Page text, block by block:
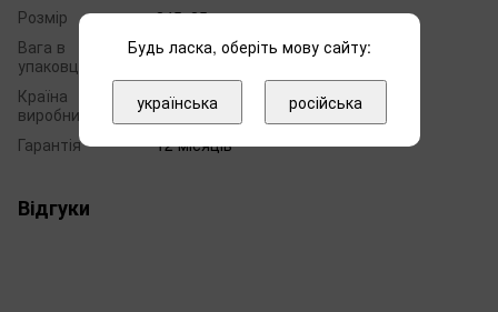
Розмір
245х25 мм
Вага в
упаковці, кг
0.50
Країна
виробник
Туреччина
Гарантія
12 місяців
Відгуки
Будь ласка, оберіть мову сайту:
українська російська